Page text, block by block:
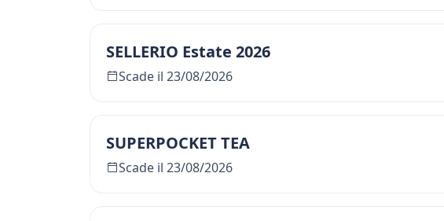
SELLERIO Estate 2026
Scade il 23/08/2026
SUPERPOCKET TEA
Scade il 23/08/2026